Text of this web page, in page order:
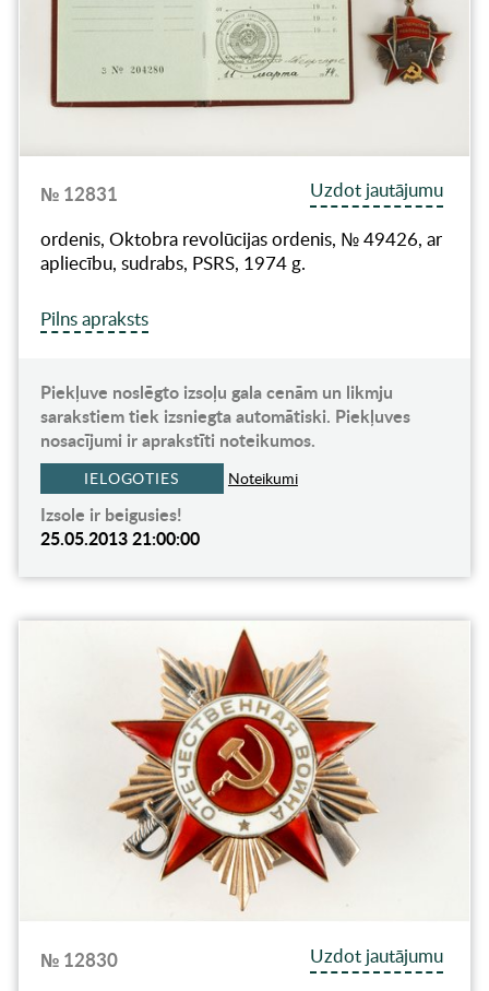
№ 12831
Uzdot jautājumu
ordenis, Oktobra revolūcijas ordenis, № 49426, ar
apliecību, sudrabs, PSRS, 1974 g.
Pilns apraksts
Piekļuve noslēgto izsoļu gala cenām un likmju
sarakstiem tiek izsniegta automātiski. Piekļuves
nosacījumi ir aprakstīti noteikumos.
IELOGOTIES Noteikumi
Izsole ir beigusies!
25.05.2013 21:00:00
№ 12830
Uzdot jautājumu